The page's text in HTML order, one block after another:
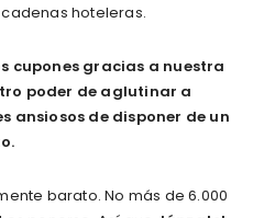
hoteleras.
cupones gracias a nuestra
poder de aglutinar a
ansiosos de disponer de un
barato. No más de 6.000